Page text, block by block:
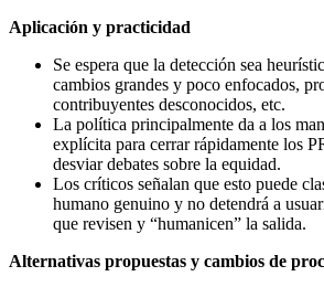
Aplicación y practicidad
Se espera que la detección sea
cambios grandes y poco enfocados,
contribuyentes desconocidos, etc.
La política principalmente da a los
explícita para cerrar rápidamente los
desviar debates sobre la equidad.
Los críticos señalan que esto puede
humano genuino y no detendrá a
que revisen y “humanicen” la salida.
Alternativas propuestas y cambios de